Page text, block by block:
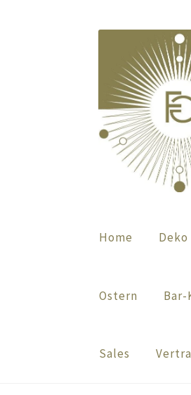
Navigation
springen
springen
Home Deko
Ostern Bar-
Sales